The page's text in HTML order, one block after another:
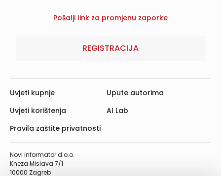
REGISTRACIJA
Novi informator d.o.o.
Kneza Mislava 7/1
10000 Zagreb
Uvjeti kupnje
Uvjeti korištenja
Pravila zaštite privatnosti
Upute autorima
AI Lab